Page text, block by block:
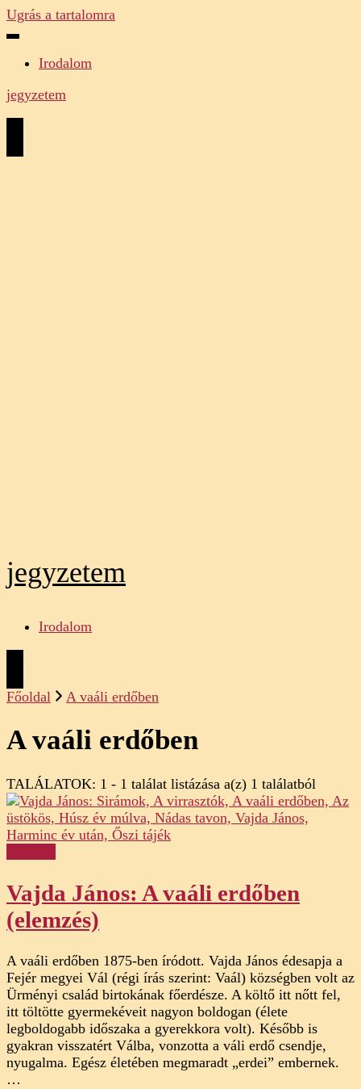
Ugrás a tartalomra
Irodalom
jegyzetem
jegyzetem
Irodalom
Főoldal A vaáli erdőben
A vaáli erdőben
TALÁLATOK: 1 - 1 találat listázása a(z) 1 találatból
Vajda János: A vaáli erdőben
(elemzés)
A vaáli erdőben 1875-ben íródott. Vajda János édesapja a
Fejér megyei Vál (régi írás szerint: Vaál) községben volt az
Ürményi család birtokának főerdésze. A költő itt nőtt fel,
itt töltötte gyermekéveit nagyon boldogan (élete
legboldogabb időszaka a gyerekkora volt). Később is
gyakran visszatért Válba, vonzotta a váli erdő csendje,
nyugalma. Egész életében megmaradt „erdei” embernek.
…